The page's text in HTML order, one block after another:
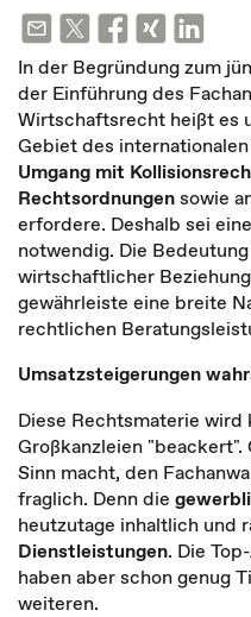
In der Begründung zum
der Einführung des
Wirtschaftsrecht heißt es
Gebiet des
Umgang mit
Rechtsordnungensowie
erfordere. Deshalb sei
notwendig. Die
wirtschaftlicher
gewährleiste eine breite
rechtlichen
Umsatzsteigerungen
Diese Rechtsmaterie wird
Großkanzleien
Sinn macht, den
fraglich. Denn die
heutzutage inhaltlich und
Dienstleistungen. Die
haben aber schon genug
weiteren.